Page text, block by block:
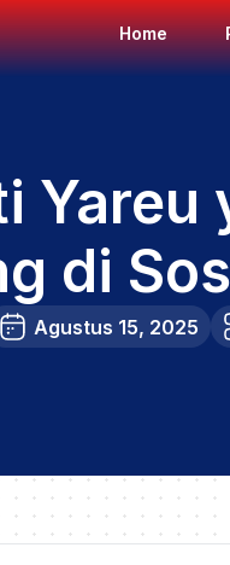
Home
Yareu
di
Agustus 15, 2025